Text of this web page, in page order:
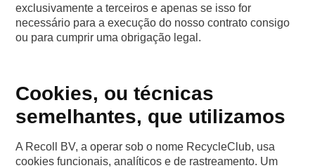
exclusivamente a terceiros e apenas se isso for
necessário para a execução do nosso contrato consigo
ou para cumprir uma obrigação legal.
Cookies, ou técnicas
semelhantes, que utilizamos
A Recoll BV, a operar sob o nome RecycleClub, usa
cookies funcionais, analíticos e de rastreamento. Um